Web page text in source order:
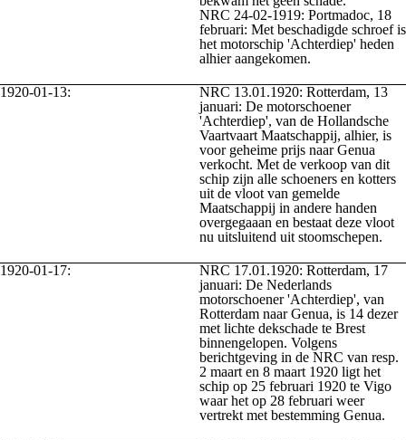
NRC 24-02-1919: Portmadoc, 18
februari: Met beschadigde schroef is
het motorschip 'Achterdiep' heden
alhier aangekomen.
1920-01-13:
NRC 13.01.1920: Rotterdam, 13
januari: De motorschoener
'Achterdiep', van de Hollandsche
Vaartvaart Maatschappij, alhier, is
voor geheime prijs naar Genua
verkocht. Met de verkoop van dit
schip zijn alle schoeners en kotters
uit de vloot van gemelde
Maatschappij in andere handen
overgegaaan en bestaat deze vloot
nu uitsluitend uit stoomschepen.
1920-01-17:
NRC 17.01.1920: Rotterdam, 17
januari: De Nederlands
motorschoener 'Achterdiep', van
Rotterdam naar Genua, is 14 dezer
met lichte dekschade te Brest
binnengelopen. Volgens
berichtgeving in de NRC van resp.
2 maart en 8 maart 1920 ligt het
schip op 25 februari 1920 te Vigo
waar het op 28 februari weer
vertrekt met bestemming Genua.